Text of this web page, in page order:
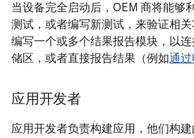
当设备完全启动后，OEM 商将能够
测试，或者编写新测试，来验证相
编写一个或多个结果报告模块，以
储区，或者直接报告结果（例如通
应用开发者
应用开发者负责构建应用，他们构